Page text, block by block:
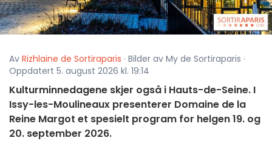
Av Rizhlaine de Sortiraparis · Bilder av My de Sortiraparis ·
Oppdatert 5. august 2026 kl. 19:14
Kulturminnedagene skjer også i Hauts-de-Seine. I
Issy-les-Moulineaux presenterer Domaine de la
Reine Margot et spesielt program for helgen 19. og
20. september 2026.